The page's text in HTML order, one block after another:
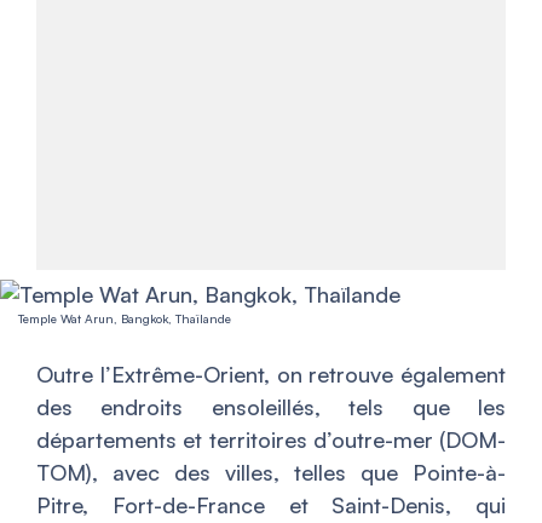
Temple Wat Arun, Bangkok, Thaïlande
Outre l’Extrême-Orient, on retrouve également
des endroits ensoleillés, tels que les
départements et territoires d’outre-mer (DOM-
TOM), avec des villes, telles que Pointe-à-
Pitre, Fort-de-France et Saint-Denis, qui